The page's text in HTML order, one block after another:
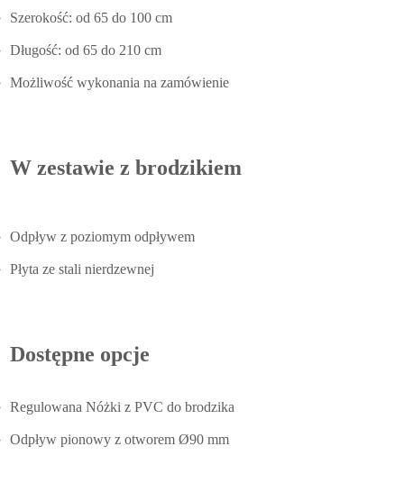
Szerokość: od 65 do 100 cm
Długość: od 65 do 210 cm
Możliwość wykonania na zamówienie
W zestawie z brodzikiem
Odpływ z poziomym odpływem
Płyta ze stali nierdzewnej
Dostępne opcje
Regulowana Nóżki z PVC do brodzika
Odpływ pionowy z otworem Ø90 mm